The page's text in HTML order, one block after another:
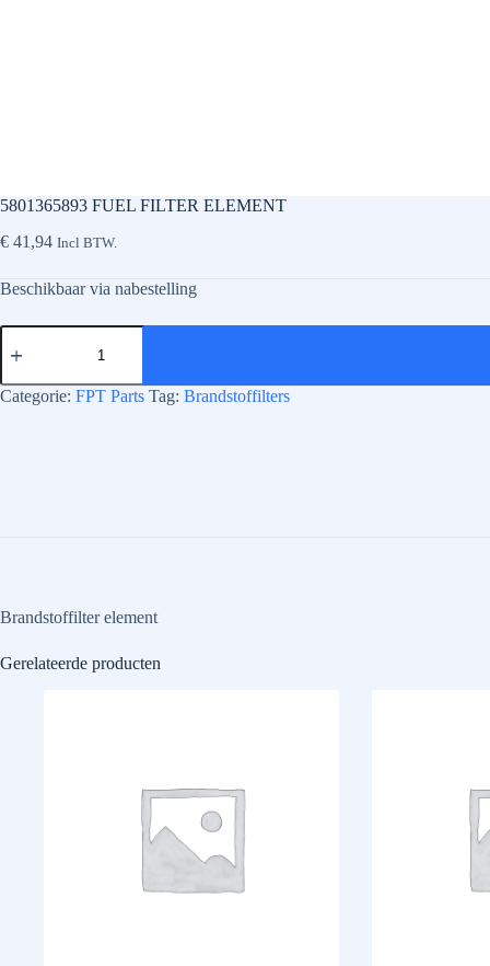
5801365893 FUEL FILTER ELEMENT
€ 41,94 Incl BTW.
Beschikbaar via nabestelling
5801365893
FUEL
ELEMENT
aantal
Categorie: FPT Parts Tag: Brandstoffilters
Brandstoffilter element
Gerelateerde producten